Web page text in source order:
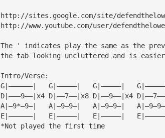
http://sites.google.com/site/
http://www.youtube.com/user/
The ' indicates play the same as the
the tab looking uncluttered and is
Intro/Verse:
*Not played the first time